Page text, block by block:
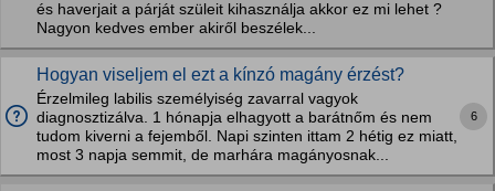
és haverjait a párját szüleit kihasználja akkor ez mi lehet ?
Nagyon kedves ember akiről beszélek...
Hogyan viseljem el ezt a kínzó magány érzést?
Érzelmileg labilis személyiség zavarral vagyok
diagnosztizálva. 1 hónapja elhagyott a barátnőm és nem
tudom kiverni a fejemből. Napi szinten ittam 2 hétig ez miatt,
most 3 napja semmit, de marhára magányosnak...
6